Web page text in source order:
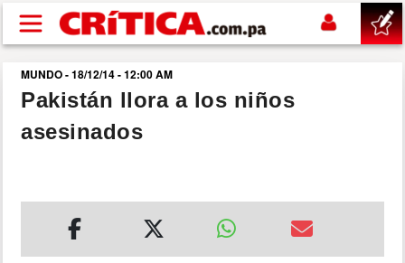
Pasar al contenido principal
buscar
SUCESOS
POLÍTICA
MUNDO - 18/12/14 - 12:00 AM
Pakistán llora a los niños
asesinados